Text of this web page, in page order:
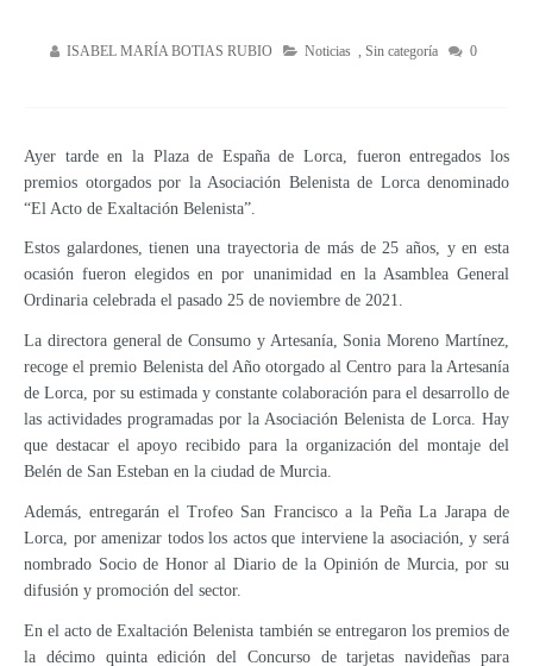
ISABEL MARÍA BOTIAS RUBIO Noticias Sin categoría 0
Ayer tarde en la Plaza de España de Lorca, fueron entregados los
premios otorgados por la Asociación Belenista de Lorca denominado
“El Acto de Exaltación Belenista”.
Estos galardones, tienen una trayectoria de más de 25 años, y en esta
ocasión fueron elegidos en por unanimidad en la Asamblea General
Ordinaria celebrada el pasado 25 de noviembre de 2021.
La directora general de Consumo y Artesanía, Sonia Moreno Martínez,
recoge el premio Belenista del Año otorgado al Centro para la Artesanía
de Lorca, por su estimada y constante colaboración para el desarrollo de
las actividades programadas por la Asociación Belenista de Lorca. Hay
que destacar el apoyo recibido para la organización del montaje del
Belén de San Esteban en la ciudad de Murcia.
Además, entregarán el Trofeo San Francisco a la Peña La Jarapa de
Lorca, por amenizar todos los actos que interviene la asociación, y será
nombrado Socio de Honor al Diario de la Opinión de Murcia, por su
difusión y promoción del sector.
En el acto de Exaltación Belenista también se entregaron los premios de
la décimo quinta edición del Concurso de tarjetas navideñas para